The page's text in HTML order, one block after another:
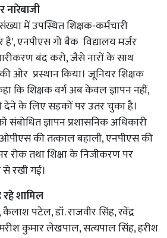
नारेबाजी
में उपस्थित शिक्षक-कर्मचारी
एनपीएस गो बैक विद्यालय मर्जर
बंद करो, जैसे नारों के साथ
ओर प्रस्थान किया। जूनियर शिक्षक
कि शिक्षक वर्ग अब केवल ज्ञापन नहीं,
देने के लिए सड़कों पर उतर चुका है।
संबोधित ज्ञापन प्रशासनिक अधिकारी
ओपीएस की तत्काल बहाली, एनपीएस की
रोक तथा शिक्षा के निजीकरण पर
से रखी गई।
रहे शामिल
पटेल, डॉ. राजवीर सिंह, रवेंद्र
कुमार लेखपाल, सत्यपाल सिंह, हरीश